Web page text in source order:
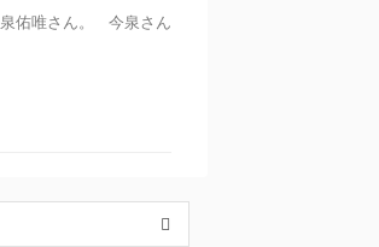
佑唯さん。 今泉さん